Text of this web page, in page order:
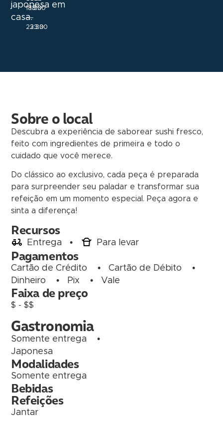
japonesa em
casa.
18:30
–
23:30
18:30
–
23:30
Sobre o local
Descubra a experiência de saborear sushi fresco,
feito com ingredientes de primeira e todo o
cuidado que você merece.
Do clássico ao exclusivo, cada peça é preparada
para surpreender seu paladar e transformar sua
refeição em um momento especial. Peça agora e
sinta a diferença!
Recursos
Entrega • Para levar
Pagamentos
Cartão de Crédito • Cartão de Débito
•
Dinheiro
• Pix • Vale
Faixa de preço
$ - $$
Gastronomia
Somente entrega
•
Japonesa
Modalidades
Somente entrega
Bebidas
Refeições
Jantar